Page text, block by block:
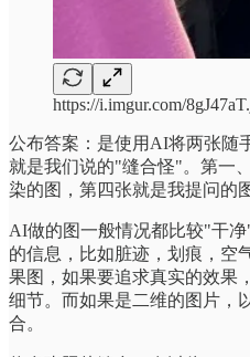
https://i.imgur.com/
公布答案：是使用AI将两张随
就是我们说的"缝合怪"。第一
染的图，第四张就是我提问的图
AI做的图一般情况都比较"干
的信息，比如脏迹，划痕，空
果图，如果要追求真实的效果
细节。而如果是二维的图片，
合。